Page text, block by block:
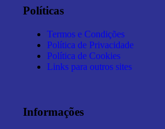
Políticas
Termos e Condições
Política de Privacidade
Política de Cookies
Links para outros sites
Informações